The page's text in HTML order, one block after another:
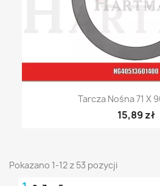
Tarcza Nośna 71 X
15,89 zł
Pokazano 1-12 z 53 pozycji